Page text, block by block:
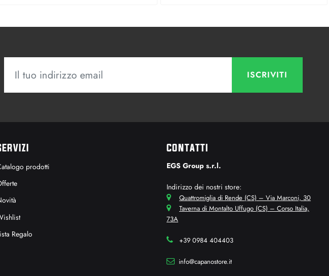
prodotti
Regalo
CONTATTI
EGS Group s.r.l.
Indirizzo dei nostri store:
Quattromiglia di Rende (CS) – Via Marconi, 30
Taverna di Montalto Uffugo (CS) – Corso Italia,
73A
+39 0984 404403
info@capanostore.it